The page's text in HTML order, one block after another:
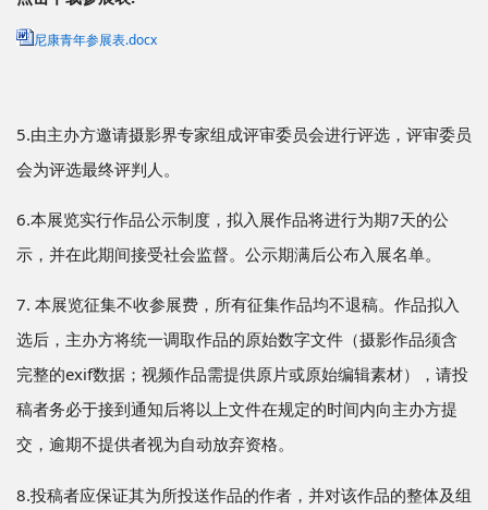
尼康青年参展表.docx
5.由主办方邀请摄影界专家组成评审委员会进行评选，评审委员
会为评选最终评判人。
6.本展览实行作品公示制度，拟入展作品将进行为期7天的公
示，并在此期间接受社会监督。公示期满后公布入展名单。
7. 本展览征集不收参展费，所有征集作品均不退稿。作品拟入
选后，主办方将统一调取作品的原始数字文件（摄影作品须含
完整的exif数据；视频作品需提供原片或原始编辑素材），请投
稿者务必于接到通知后将以上文件在规定的时间内向主办方提
交，逾期不提供者视为自动放弃资格。
8.投稿者应保证其为所投送作品的作者，并对该作品的整体及组